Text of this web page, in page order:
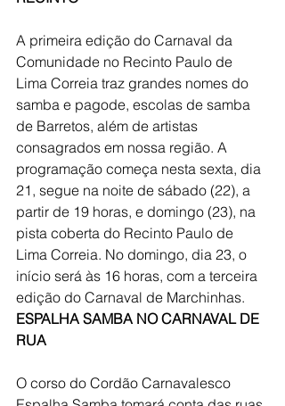
A primeira edição do Carnaval da
Comunidade no Recinto Paulo de
Lima Correia traz grandes nomes do
samba e pagode, escolas de samba
de Barretos, além de artistas
consagrados em nossa região. A
programação começa nesta sexta, dia
21, segue na noite de sábado (22), a
partir de 19 horas, e domingo (23), na
pista coberta do Recinto Paulo de
Lima Correia. No domingo, dia 23, o
início será às 16 horas, com a terceira
edição do Carnaval de Marchinhas.
ESPALHA SAMBA NO CARNAVAL DE
RUA
O corso do Cordão Carnavalesco